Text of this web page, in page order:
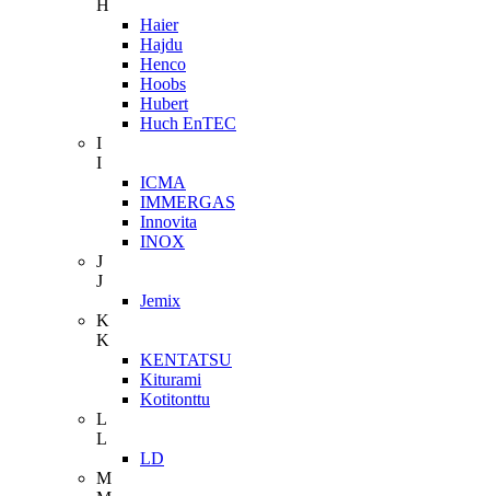
H
Haier
Hajdu
Henco
Hoobs
Hubert
Huch EnTEC
I
I
ICMA
IMMERGAS
Innovita
INOX
J
J
Jemix
K
K
KENTATSU
Kiturami
Kotitonttu
L
L
LD
M